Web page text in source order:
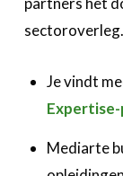
sectoroverleg.
Je vindt
Mediarte